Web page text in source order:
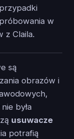
w
Claila.
są
obrazów i
była
usuwacze
potrafią